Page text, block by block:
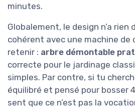
minutes.
Globalement, le design n’a rien
cohérent avec une machine de
retenir : arbre démontable
correcte pour le jardinage
simples. Par contre, si tu
équilibré et pensé pour bosser
sent que ce n’est pas la